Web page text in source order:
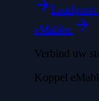
eMabler.
Verbind uw
Koppel